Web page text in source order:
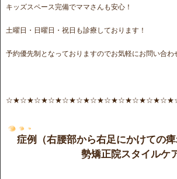
キッズスペース完備でママさんも安心！
土曜日・日曜日・祝日も診療しております！
予約優先制となっておりますのでお気軽にお問い合わ
症例（右腰部から右足にかけての
勢矯正院スタイルケ